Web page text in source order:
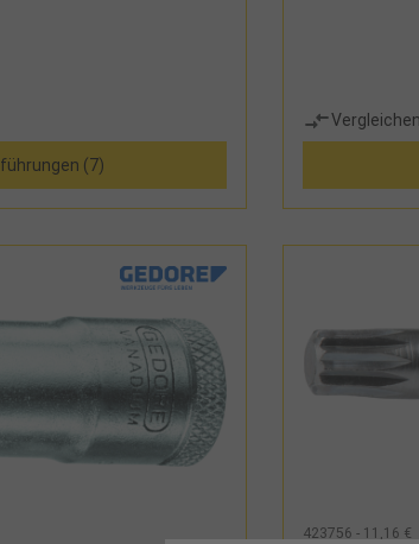
(7)
Vergleichen
423756 - 11,16 €